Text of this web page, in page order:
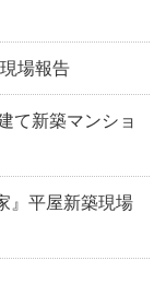
場報告
て新築マンショ
』平屋新築現場